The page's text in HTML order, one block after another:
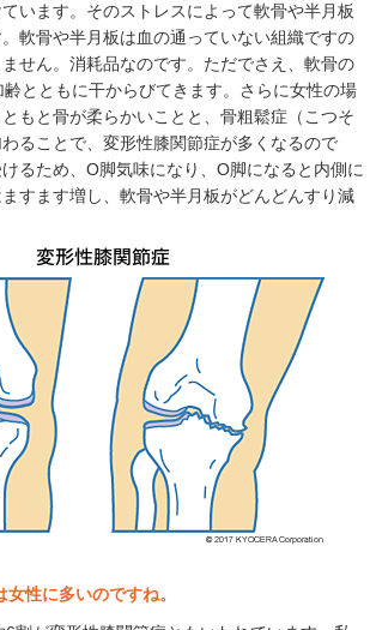
います。そのストレスによって軟骨や半月板
軟骨や半月板は血の通っていない組織ですの
せん。消耗品なのです。ただでさえ、軟骨の
とともに干からびてきます。さらに女性の場
もと骨が柔らかいことと、骨粗鬆症（こつそ
ることで、変形性膝関節症が多くなるので
るため、O脚気味になり、O脚になると内側に
すます増し、軟骨や半月板がどんどんすり減
性に多いのですね。